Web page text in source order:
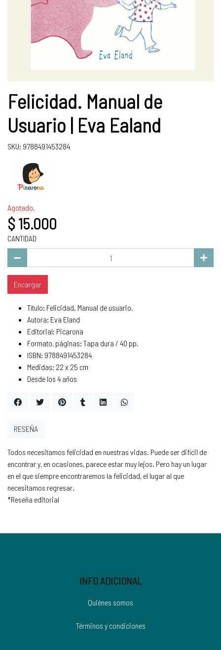
Felicidad. Manual de
Usuario | Eva Ealand
SKU: 9788491453284
Agotado.
$ 15.000
CANTIDAD
Encargar
Título: Felicidad. Manual de usuario.
Autora: Eva Eland
Editorial: Picarona
Formato, páginas: Tapa dura / 40 pp.
ISBN: 9788491453284
Medidas: 22 x 25 cm
Desde los 4 años
Todos necesitamos felicidad en nuestras vidas. Puede ser difícil de
encontrar y, en ocasiones, parece estar muy lejos. Pero hay un lugar
en el que siempre encontraremos la felicidad, el lugar al que
necesitamos regresar.
*Reseña editorial
RESEÑA
INFO ADICIONAL
Quiénes somos
Términos y condiciones